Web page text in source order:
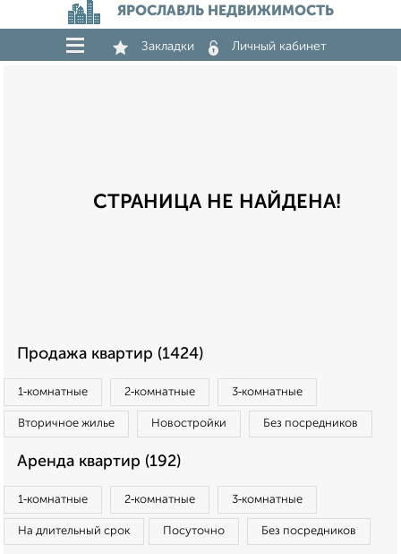
ЯРОСЛАВЛЬ НЕДВИЖИМОСТЬ
Закладки Личный кабинет
СТРАНИЦА НЕ НАЙДЕНА!
Продажа квартир (1424)
1‑комнатные 2‑комнатные 3‑комнатные
Вторичное жилье Новостройки Без посредников
Аренда квартир (192)
1‑комнатные 2‑комнатные 3‑комнатные
На длительный срок Посуточно Без посредников